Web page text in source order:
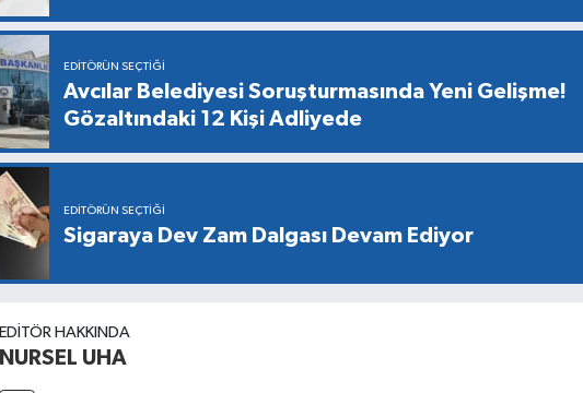
EDITÖRÜN SEÇTIĞI
Avcılar Belediyesi Soruşturmasında Yeni Gelişme!
Gözaltındaki 12 Kişi Adliyede
EDITÖRÜN SEÇTIĞI
Sigaraya Dev Zam Dalgası Devam Ediyor
EDITÖR HAKKINDA
NURSEL UHA